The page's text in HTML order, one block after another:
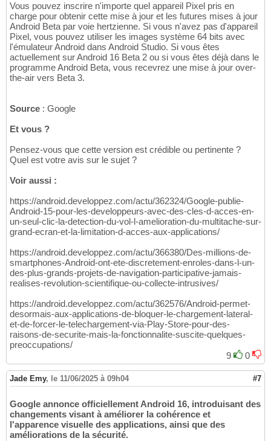
Vous pouvez inscrire n'importe quel appareil Pixel pris en
charge pour obtenir cette mise à jour et les futures mises à jour
Android Beta par voie hertzienne. Si vous n'avez pas d'appareil
Pixel, vous pouvez utiliser les images système 64 bits avec
l'émulateur Android dans Android Studio. Si vous êtes
actuellement sur Android 16 Beta 2 ou si vous êtes déjà dans le
programme Android Beta, vous recevrez une mise à jour over-
the-air vers Beta 3.
Source : Google
Et vous ?
Pensez-vous que cette version est crédible ou pertinente ?
Quel est votre avis sur le sujet ?
Voir aussi :
https://android.developpez.com/actu/362324/Google-publie-
Android-15-pour-les-developpeurs-avec-des-cles-d-acces-en-
un-seul-clic-la-detection-du-vol-l-amelioration-du-multitache-sur-
grand-ecran-et-la-limitation-d-acces-aux-applications/
https://android.developpez.com/actu/366380/Des-millions-de-
smartphones-Android-ont-ete-discretement-enroles-dans-l-un-
des-plus-grands-projets-de-navigation-participative-jamais-
realises-revolution-scientifique-ou-collecte-intrusives/
https://android.developpez.com/actu/362576/Android-permet-
desormais-aux-applications-de-bloquer-le-chargement-lateral-
et-de-forcer-le-telechargement-via-Play-Store-pour-des-
raisons-de-securite-mais-la-fonctionnalite-suscite-quelques-
preoccupations/
9
0
Jade Emy, le 11/06/2025 à 09h04 #7
Google annonce officiellement Android 16, introduisant des
changements visant à améliorer la cohérence et
l'apparence visuelle des applications, ainsi que des
améliorations de la sécurité.